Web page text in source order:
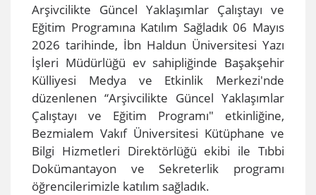
​Arşivcilikte Güncel Yaklaşımlar Çalıştayı ve
Eğitim Programına Katılım Sağladık 06 Mayıs
2026 tarihinde, İbn Haldun Üniversitesi Yazı
İşleri Müdürlüğü ev sahipliğinde Başakşehir
Külliyesi Medya ve Etkinlik Merkezi'nde
düzenlenen “Arşivcilikte Güncel Yaklaşımlar
Çalıştayı ve Eğitim Programı" etkinliğine,
Bezmialem Vakıf Üniversitesi Kütüphane ve
Bilgi Hizmetleri Direktörlüğü ekibi ile Tıbbi
Dokümantayon ve Sekreterlik programı
öğrencilerimizle katılım sağladık.